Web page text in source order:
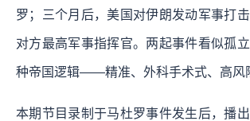
罗；三个月后，美国对伊朗发动军事打
对方最高军事指挥官。两起事件看似孤
种帝国逻辑——精准、外科手术式、高风
本期节目录制于马杜罗事件发生后，播